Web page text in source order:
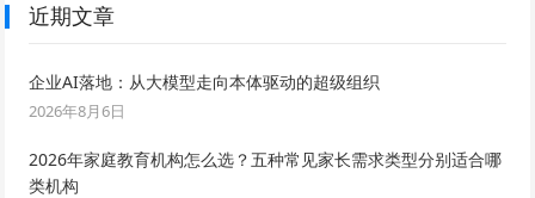
近期文章
企业AI落地：从大模型走向本体驱动的超级组织
2026年8月6日
2026年家庭教育机构怎么选？五种常见家长需求类型分别适合哪
类机构